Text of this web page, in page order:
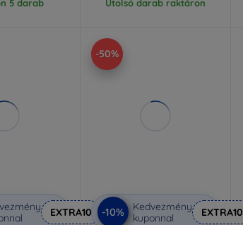
5 darab Utolsó darab raktáron
EXTRA10
-50%
-10%
Kedvezmény
kuponnal
EXTRA10